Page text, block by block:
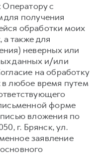
Оператору с
получения
обработки моих
также для
неверных или
данных и/или
на обработку
любое время путем
форме
вложения по
г. Брянск, ул.
заявление